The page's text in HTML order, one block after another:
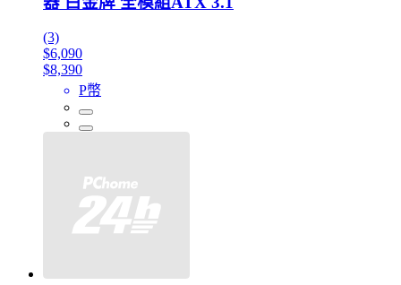
(3)
$6,090
$8,390
P幣